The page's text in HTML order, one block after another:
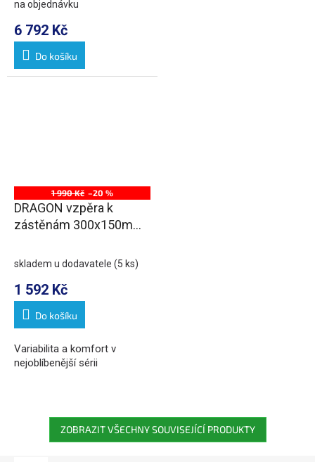
na objednávku
6 792 Kč
Do košíku
1 990 Kč –20 %
DRAGON vzpěra k
zástěnám 300x150mm,
skladem u dodavatele (5 ks)
1 592 Kč
Do košíku
Variabilita a komfort v
nejoblíbenější sérii
ZOBRAZIT VŠECHNY SOUVISEJÍCÍ PRODUKTY